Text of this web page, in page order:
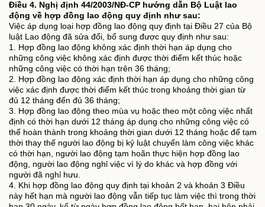
Điều 4. Nghị định 44/2003/NĐ-CP hướng dẫn Bộ Luật lao
động về hợp đồng lao động quy định như sau:
Việc áp dụng loại hợp đồng lao động quy định tại Điều 27 của Bộ
luật Lao động đã sửa đổi, bổ sung được quy định như sau:
1. Hợp đồng lao động không xác định thời hạn áp dụng cho
những công việc không xác định được thời điểm kết thúc hoặc
những công việc có thời hạn trên 36 tháng;
2. Hợp đồng lao động xác định thời hạn áp dụng cho những công
việc xác định được thời điểm kết thúc trong khoảng thời gian từ
đủ 12 tháng đến đủ 36 tháng;
3. Hợp đồng lao động theo mùa vụ hoặc theo một công việc nhất
định có thời hạn dưới 12 tháng áp dụng cho những công việc có
thể hoàn thành trong khoảng thời gian dưới 12 tháng hoặc để tạm
thời thay thế người lao động bị kỷ luật chuyển làm công việc khác
có thời hạn, người lao động tạm hoãn thực hiện hợp đồng lao
động, người lao động nghỉ việc vì lý do khác và hợp đồng với
người đã nghỉ hưu.
4. Khi hợp đồng lao động quy định tại khoản 2 và khoản 3 Điều
này hết hạn mà người lao động vẫn tiếp tục làm việc thì trong thời